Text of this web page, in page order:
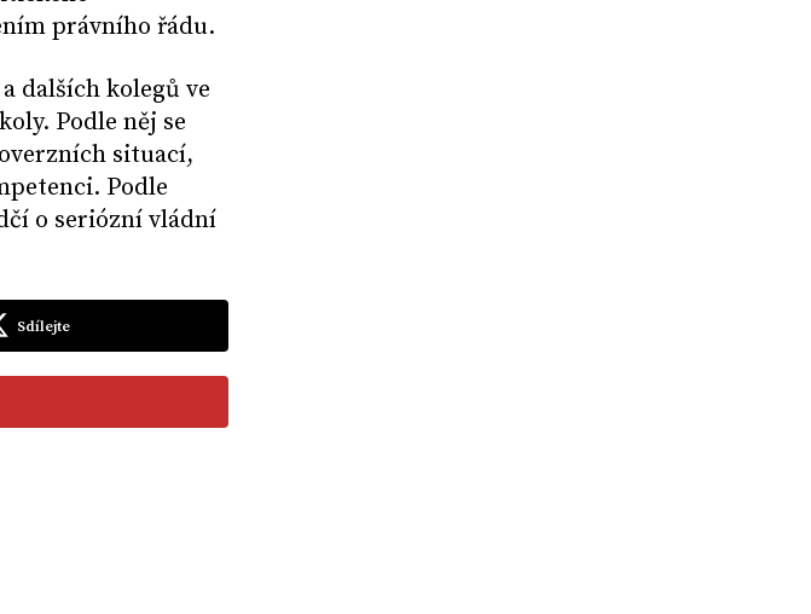
právního řádu.
dalších kolegů ve
Podle něj se
situací,
Podle
o seriózní vládní
Sdílejte